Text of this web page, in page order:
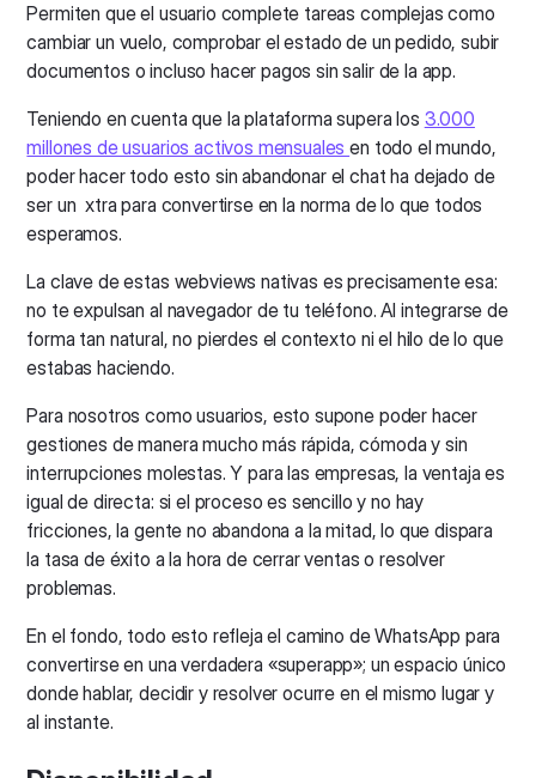
Permiten que el usuario complete tareas complejas como
cambiar un vuelo, comprobar el estado de un pedido, subir
documentos o incluso hacer pagos sin salir de la app.
Teniendo en cuenta que la plataforma supera los 3.000
millones de usuarios activos mensualesen todo el mundo,
poder hacer todo esto sin abandonar el chat ha dejado de
ser un xtra para convertirse en la norma de lo que todos
esperamos.
La clave de estas webviews nativas es precisamente esa:
no te expulsan al navegador de tu teléfono. Al integrarse de
forma tan natural, no pierdes el contexto ni el hilo de lo que
estabas haciendo.
Para nosotros como usuarios, esto supone poder hacer
gestiones de manera mucho más rápida, cómoda y sin
interrupciones molestas. Y para las empresas, la ventaja es
igual de directa: si el proceso es sencillo y no hay
fricciones, la gente no abandona a la mitad, lo que dispara
la tasa de éxito a la hora de cerrar ventas o resolver
problemas.
En el fondo, todo esto refleja el camino de WhatsApp para
convertirse en una verdadera «superapp»; un espacio único
donde hablar, decidir y resolver ocurre en el mismo lugar y
al instante.